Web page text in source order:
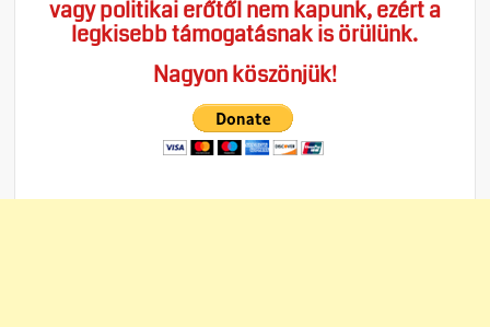
vagy politikai erőtől nem kapunk, ezért a
legkisebb támogatásnak is örülünk.
Nagyon köszönjük!